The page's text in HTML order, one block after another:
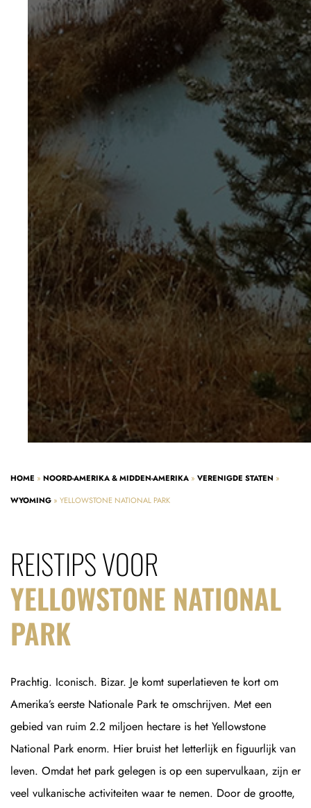
HOME » NOORD-AMERIKA & MIDDEN-AMERIKA » VERENIGDE STATEN »
WYOMING » YELLOWSTONE NATIONAL PARK
REISTIPS VOOR
YELLOWSTONE NATIONAL
PARK
Prachtig. Iconisch. Bizar. Je komt superlatieven te kort om
Amerika’s eerste Nationale Park te omschrijven. Met een
gebied van ruim 2.2 miljoen hectare is het Yellowstone
National Park enorm. Hier bruist het letterlijk en figuurlijk van
leven. Omdat het park gelegen is op een supervulkaan, zijn er
veel vulkanische activiteiten waar te nemen. Door de grootte,